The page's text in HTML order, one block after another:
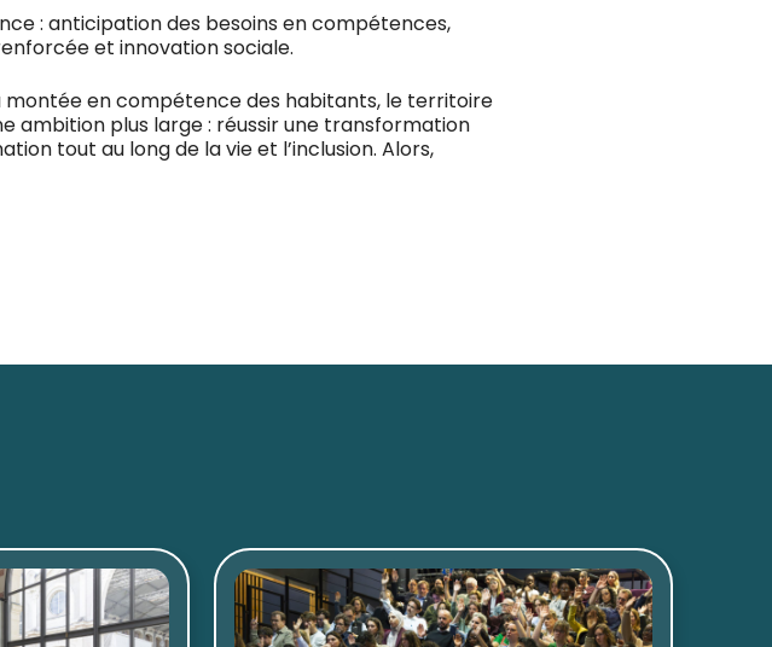
: anticipation des besoins en compétences,
et innovation sociale.
montée en compétence des habitants, le territoire
ambition plus large : réussir une transformation
tout au long de la vie et l’inclusion. Alors,